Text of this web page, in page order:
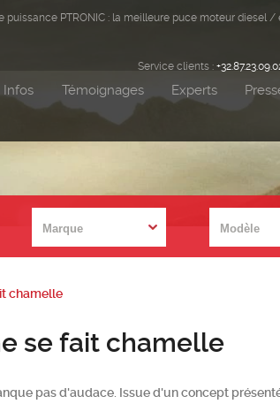
Infos Témoignages Experts
puissance PTRONIC : la meilleure puce moteur diesel
Service clients :
chamelle
se fait chamelle
pas d'audace. Issue d'un concept